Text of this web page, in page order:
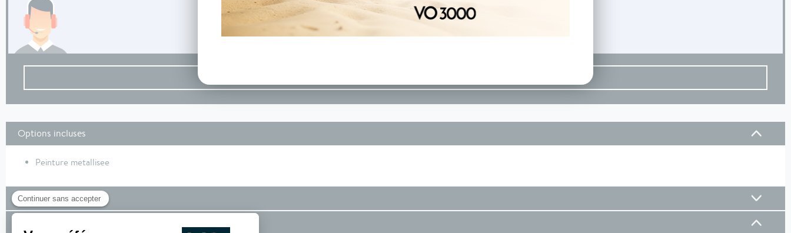
04 73 14 64 14
(Prix d'un appel local)
Options incluses
Peinture metallisee
Équipements de série